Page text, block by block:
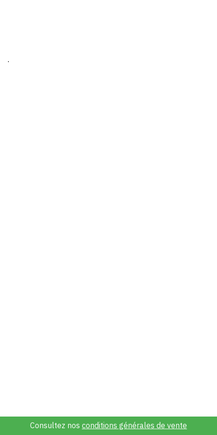
.
Consultez nos conditions générales de vente